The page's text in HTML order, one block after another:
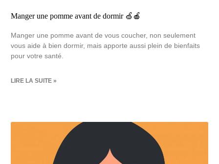
Manger une pomme avant de dormir 🍏🍎
Manger une pomme avant de vous coucher, non seulement
vous aide à bien dormir, mais apporte aussi plein de bienfaits
pour votre santé.
LIRE LA SUITE »